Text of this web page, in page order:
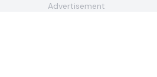
Advertisement